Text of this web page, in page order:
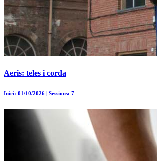
Aeris: teles i corda
Inici: 01/10/2026 | Sessions: 7